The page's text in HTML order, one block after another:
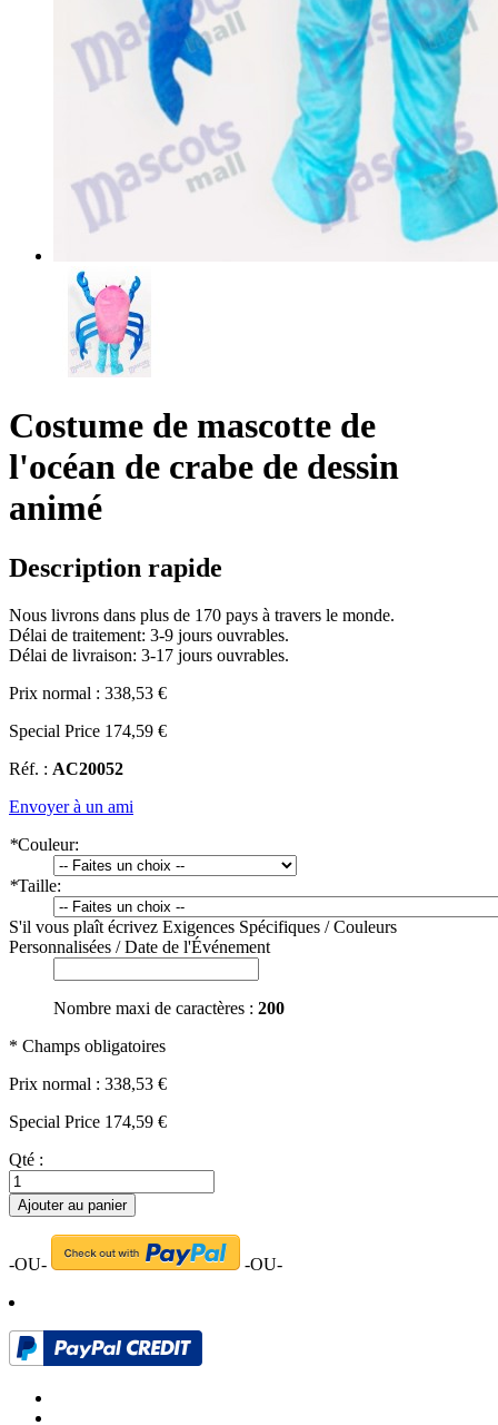
Costume de mascotte de
l'océan de crabe de dessin
animé
Description rapide
Nous livrons dans plus de 170 pays à travers le monde.
Délai de traitement: 3-9 jours ouvrables.
Délai de livraison: 3-17 jours ouvrables.
Prix normal : 338,53 €
Special Price 174,59 €
Réf. : AC20052
Envoyer à un ami
*Couleur:
*Taille:
S'il vous plaît écrivez Exigences Spécifiques / Couleurs
Personnalisées / Date de l'Événement
Nombre maxi de caractères : 200
* Champs obligatoires
Prix normal : 338,53 €
Special Price 174,59 €
Qté :
Ajouter au panier
-OU- -OU-